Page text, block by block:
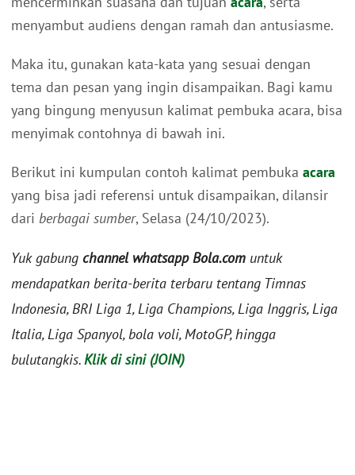
menyambut audiens dengan ramah dan antusiasme.
Maka itu, gunakan kata-kata yang sesuai dengan
tema dan pesan yang ingin disampaikan. Bagi kamu
yang bingung menyusun kalimat pembuka acara, bisa
menyimak contohnya di bawah ini.
Berikut ini kumpulan contoh kalimat pembuka acara
yang bisa jadi referensi untuk disampaikan, dilansir
dari berbagai sumber, Selasa (24/10/2023).
Yuk gabung channel whatsapp Bola.com untuk
mendapatkan berita-berita terbaru tentang Timnas
Indonesia, BRI Liga 1, Liga Champions, Liga Inggris, Liga
Italia, Liga Spanyol, bola voli, MotoGP, hingga
bulutangkis.Klik di sini (JOIN)